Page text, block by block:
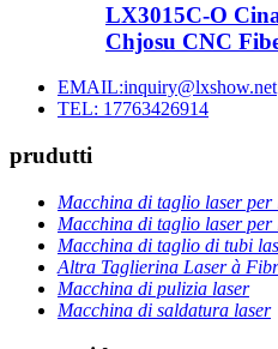
LX3015C-O
Chjosu CNC
EMAIL:inquiry@lxshow.net
TEL: 17763426914
prudutti
Macchina di taglio laser per
Macchina di taglio laser
Macchina di taglio di tubi
Altra Taglierina Laser à
Macchina di pulizia laser
Macchina di saldatura laser